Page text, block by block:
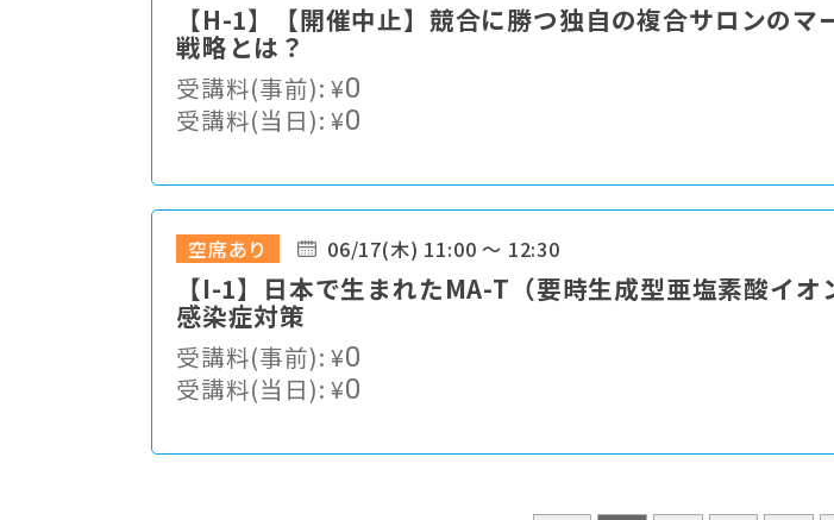
【H-1】【開催中止】競合に勝つ独自の複合サロンのマ
戦略とは？
受講料(事前):¥0
受講料(当日):¥0
空席あり 06/17(木) 11:00 ～ 12:30
【I-1】⽇本で⽣まれたMA-T（要時⽣成型亜塩素酸イオ
感染症対策
受講料(事前):¥0
受講料(当日):¥0